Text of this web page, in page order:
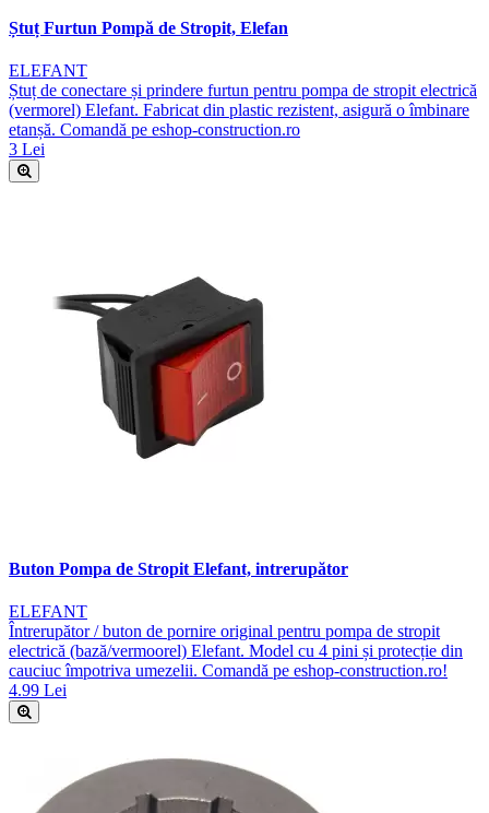
Ștuț Furtun Pompă de Stropit, Elefan
ELEFANT
Ștuț de conectare și prindere furtun pentru pompa de stropit electrică
(vermorel) Elefant. Fabricat din plastic rezistent, asigură o îmbinare
etanșă. Comandă pe eshop-construction.ro
3 Lei
Buton Pompa de Stropit Elefant, intrerupător
ELEFANT
Întrerupător / buton de pornire original pentru pompa de stropit
electrică (bază/vermoorel) Elefant. Model cu 4 pini și protecție din
cauciuc împotriva umezelii. Comandă pe eshop-construction.ro!
4.99 Lei